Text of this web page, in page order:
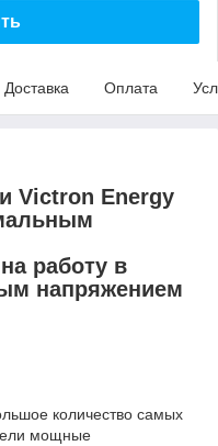
Доставка Оплата
Victron Energy
на работу в
напряжением
количество самых
мощные